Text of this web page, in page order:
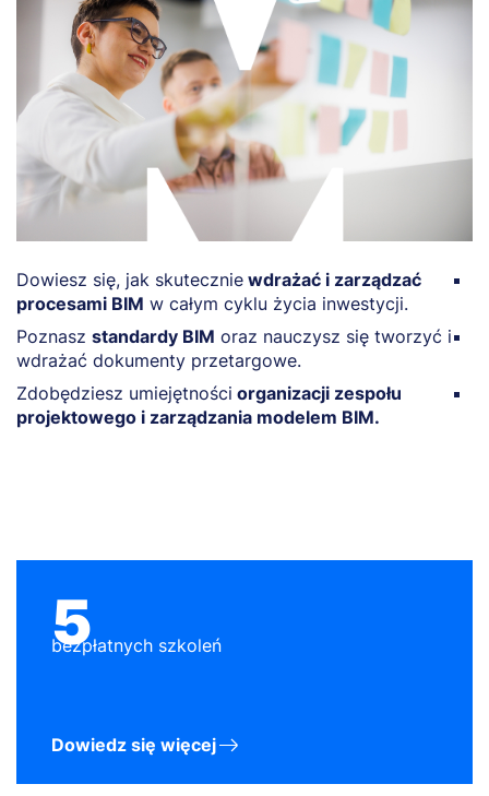
Dowiesz się, jak skutecznie wdrażać i zarządzać
procesami BIM w całym cyklu życia inwestycji.
Poznasz standardy BIM oraz nauczysz się tworzyć i
wdrażać dokumenty przetargowe.
Zdobędziesz umiejętności organizacji zespołu
projektowego i zarządzania modelem BIM.
5
bezpłatnych szkoleń
Dowiedz się więcej